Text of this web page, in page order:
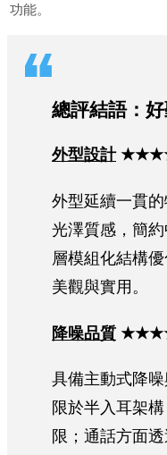
功能。
總評結語：
外型設計
外型延續一貫
光澤質感，簡
層模組化結構
美觀與實用。
降噪品質
具備主動式降
限於半入耳架
限；通話方面